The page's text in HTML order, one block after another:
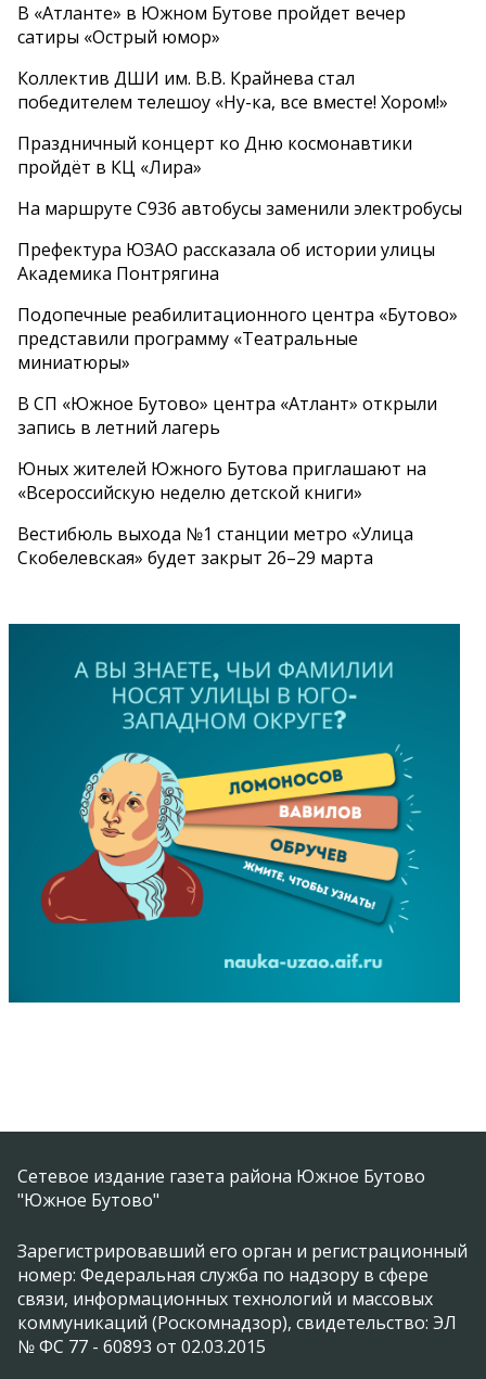
В «Атланте» в Южном Бутове пройдет вечер
сатиры «Острый юмор»
Коллектив ДШИ им. В.В. Крайнева стал
победителем телешоу «Ну-ка, все вместе! Хором!»
Праздничный концерт ко Дню космонавтики
пройдёт в КЦ «Лира»
На маршруте С936 автобусы заменили электробусы
Префектура ЮЗАО рассказала об истории улицы
Академика Понтрягина
Подопечные реабилитационного центра «Бутово»
представили программу «Театральные
миниатюры»
В СП «Южное Бутово» центра «Атлант» открыли
запись в летний лагерь
Юных жителей Южного Бутова приглашают на
«Всероссийскую неделю детской книги»
Вестибюль выхода №1 станции метро «Улица
Скобелевская» будет закрыт 26–29 марта
Сетевое издание газета района Южное Бутово
"Южное Бутово"
Зарегистрировавший его орган и регистрационный
номер: Федеральная служба по надзору в сфере
связи, информационных технологий и массовых
коммуникаций (Роскомнадзор), свидетельство: ЭЛ
№ ФС 77 - 60893 от 02.03.2015